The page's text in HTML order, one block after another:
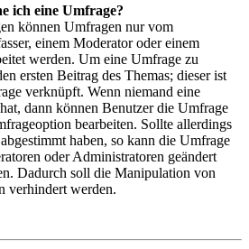
ich eine Umfrage?
können Umfragen nur vom
einem Moderator oder einem
werden. Um eine Umfrage zu
ersten Beitrag des Themas; dieser ist
verknüpft. Wenn niemand eine
dann können Benutzer die Umfrage
bearbeiten. Sollte allerdings
haben, so kann die Umfrage
oder Administratoren geändert
Dadurch soll die Manipulation von
verhindert werden.